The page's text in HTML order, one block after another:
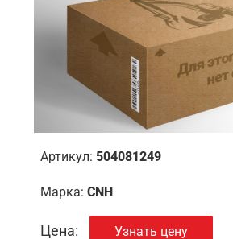
Артикул: 504081249
Марка: CNH
Цена: Узнать цену